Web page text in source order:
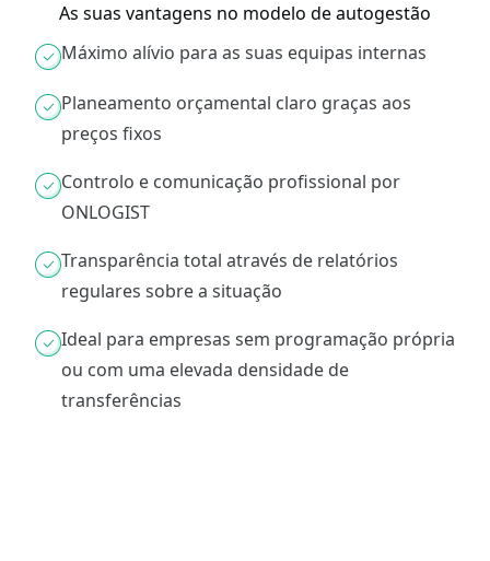
As suas vantagens no modelo de autogestão
Máximo alívio para as suas equipas internas
Planeamento orçamental claro graças aos
preços fixos
Controlo e comunicação profissional por
ONLOGIST
Transparência total através de relatórios
regulares sobre a situação
Ideal para empresas sem programação própria
ou com uma elevada densidade de
transferências